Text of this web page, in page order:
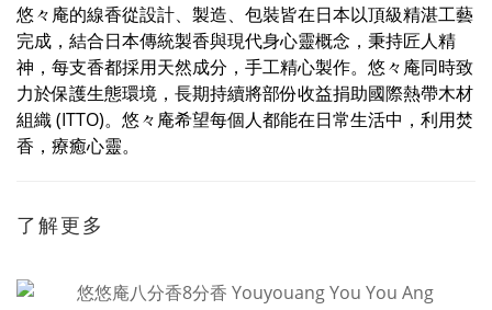
悠々庵的線香從設計、製造、包裝皆在日本以頂級精湛工藝
完成，結合日本傳統製香與現代身心靈概念，秉持匠人精
神，每支香都採用天然成分，手工精心製作。 悠々庵同時致
力於保護生態環境，長期持續將部份收益捐助國際熱帶木材
組織 (ITTO)。 悠々庵希望每個人都能在日常生活中，利用焚
香，療癒心靈。
了解更多